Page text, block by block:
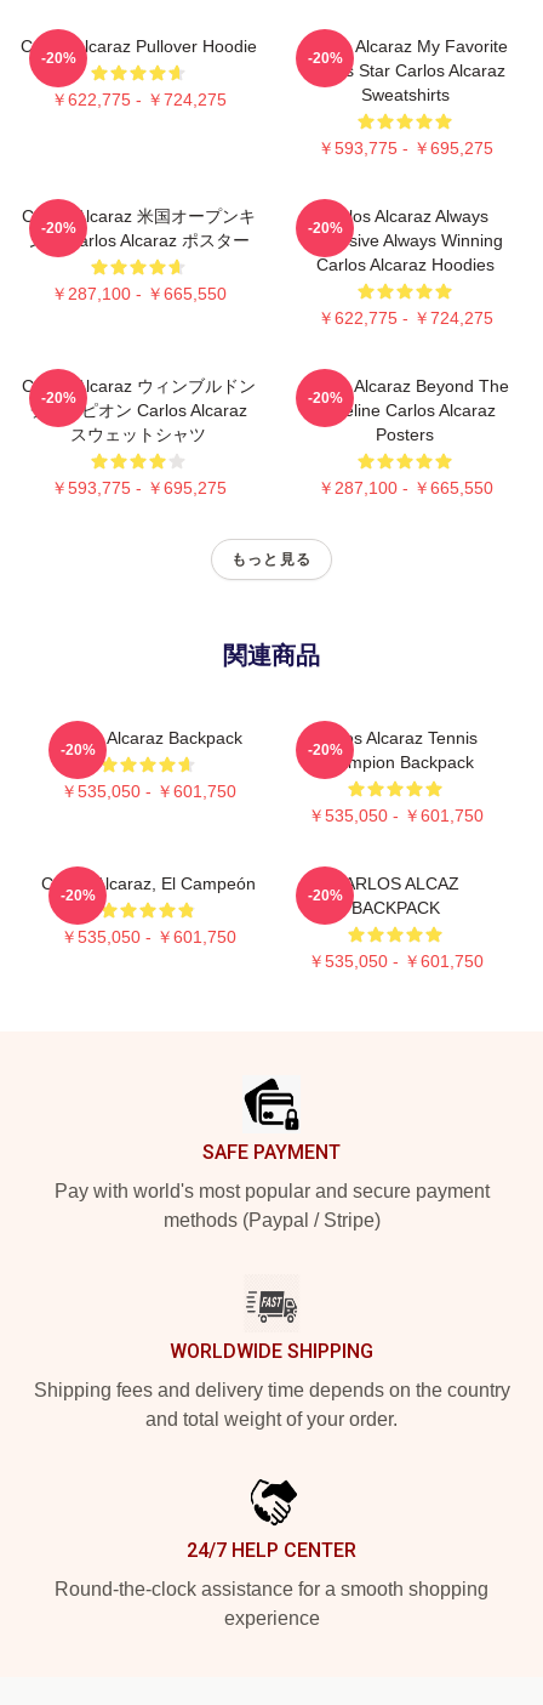
Carlos Alcaraz Pullover Hoodie
￥622,775 - ￥724,275
-20%
Carlos Alcaraz My Favorite
Tennis Star Carlos Alcaraz
Sweatshirts
￥593,775 - ￥695,275
-20%
Carlos Alcaraz 米国オープンキ
ング Carlos Alcaraz ポスター
￥287,100 - ￥665,550
-20%
Carlos Alcaraz Always
Explosive Always Winning
Carlos Alcaraz Hoodies
￥622,775 - ￥724,275
-20%
Carlos Alcaraz ウィンブルドン
チャンピオン Carlos Alcaraz
スウェットシャツ
￥593,775 - ￥695,275
-20%
Carlos Alcaraz Beyond The
Baseline Carlos Alcaraz
Posters
￥287,100 - ￥665,550
-20%
もっと見る
関連商品
Carlos Alcaraz Backpack
￥535,050 - ￥601,750
-20%
Carlos Alcaraz Tennis
Champion Backpack
￥535,050 - ￥601,750
-20%
Carlos Alcaraz, El Campeón
￥535,050 - ￥601,750
-20%
CARLOS ALCAZ
BACKPACK
￥535,050 - ￥601,750
-20%
SAFE PAYMENT
Pay with world's most popular and secure payment
methods (Paypal / Stripe)
WORLDWIDE SHIPPING
Shipping fees and delivery time depends on the country
and total weight of your order.
24/7 HELP CENTER
Round-the-clock assistance for a smooth shopping
experience